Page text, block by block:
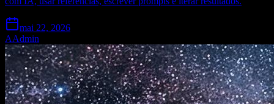
mai 22, 2026
AAdmin